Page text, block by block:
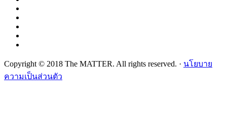
Copyright © 2018 The MATTER. All rights reserved. · นโยบาย
ความเป็นส่วนตัว